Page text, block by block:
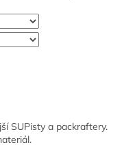
SUPisty a packraftery.